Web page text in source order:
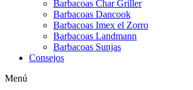
Barbacoas Char Griller
Barbacoas Dancook
Barbacoas Imex el Zorro
Barbacoas Landmann
Barbacoas Sunjas
Consejos
Menú